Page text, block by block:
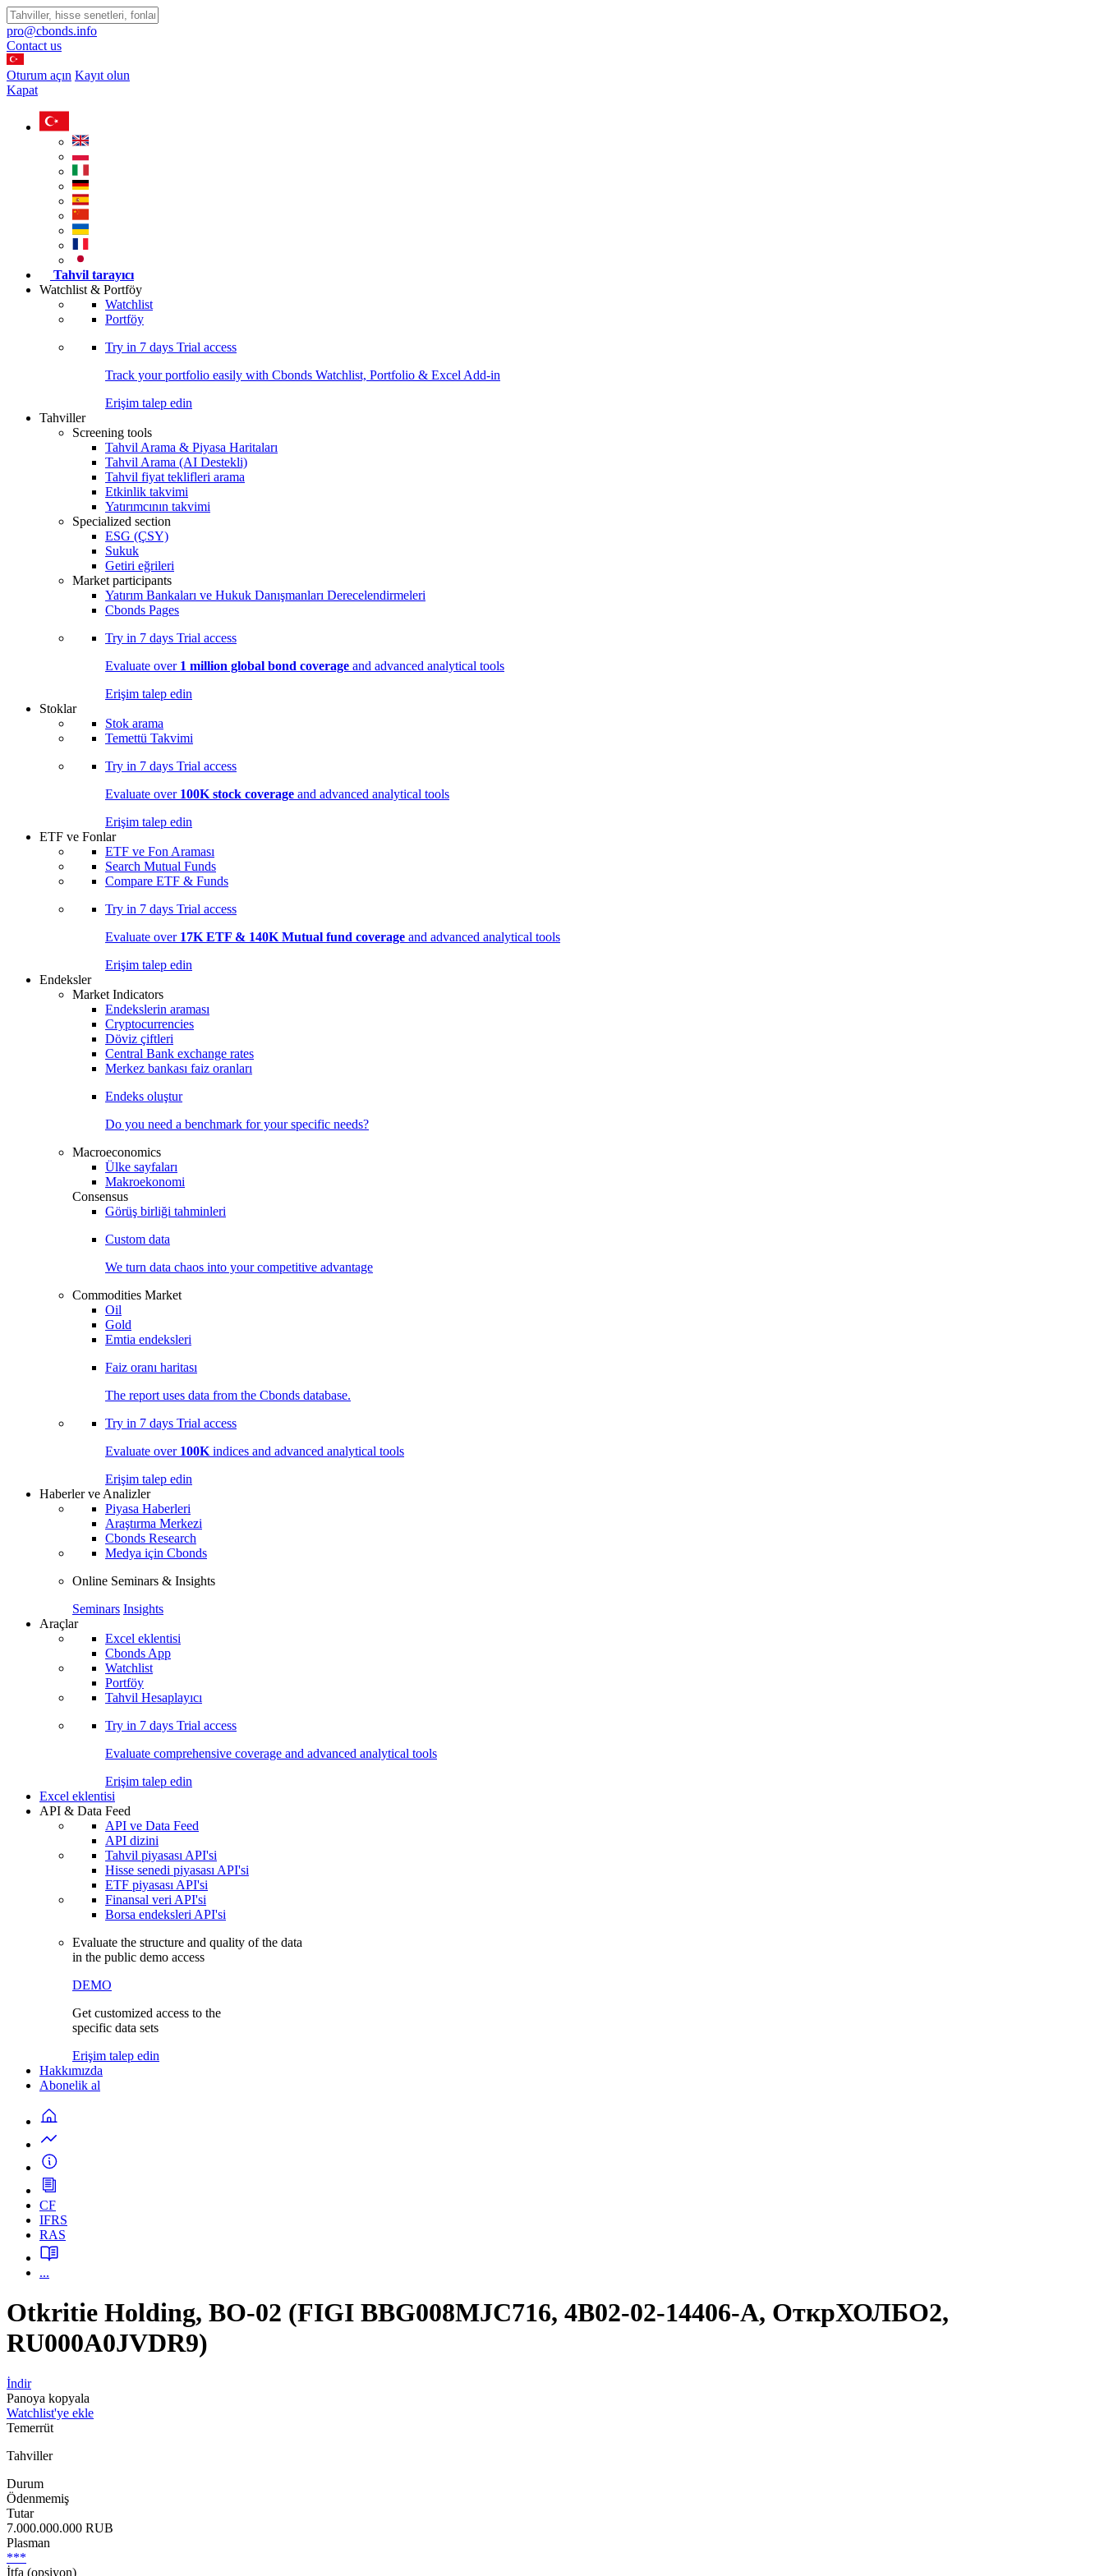
pro@cbonds.info
Contact us
Oturum açın Kayıt olun
Kapat
Tahvil tarayıcı
Watchlist & Portföy
Watchlist
Portföy
Try in 7 days Trial access
Track your portfolio easily with Cbonds Watchlist, Portfolio & Excel Add-in
Erişim talep edin
Tahviller
Screening tools
Tahvil Arama & Piyasa Haritaları
Tahvil Arama (AI Destekli)
Tahvil fiyat teklifleri arama
Etkinlik takvimi
Yatırımcının takvimi
Specialized section
ESG (ÇSY)
Sukuk
Getiri eğrileri
Market participants
Yatırım Bankaları ve Hukuk Danışmanları Derecelendirmeleri
Cbonds Pages
Try in 7 days Trial access
Evaluate over 1 million global bond coverage and advanced analytical tools
Erişim talep edin
Stoklar
Stok arama
Temettü Takvimi
Try in 7 days Trial access
Evaluate over 100K stock coverage and advanced analytical tools
Erişim talep edin
ETF ve Fonlar
ETF ve Fon Araması
Search Mutual Funds
Compare ETF & Funds
Try in 7 days Trial access
Evaluate over 17K ETF & 140K Mutual fund coverage and advanced analytical tools
Erişim talep edin
Endeksler
Market Indicators
Endekslerin araması
Cryptocurrencies
Döviz çiftleri
Central Bank exchange rates
Merkez bankası faiz oranları
Endeks oluştur
Do you need a benchmark for your specific needs?
Macroeconomics
Ülke sayfaları
Makroekonomi
Consensus
Görüş birliği tahminleri
Custom data
We turn data chaos into your competitive advantage
Commodities Market
Oil
Gold
Emtia endeksleri
Faiz oranı haritası
The report uses data from the Cbonds database.
Try in 7 days Trial access
Evaluate over 100K indices and advanced analytical tools
Erişim talep edin
Haberler ve Analizler
Piyasa Haberleri
Araştırma Merkezi
Cbonds Research
Medya için Cbonds
Online Seminars & Insights
Seminars Insights
Araçlar
Excel eklentisi
Cbonds App
Watchlist
Portföy
Tahvil Hesaplayıcı
Try in 7 days Trial access
Evaluate comprehensive coverage and advanced analytical tools
Erişim talep edin
Excel eklentisi
API & Data Feed
API ve Data Feed
API dizini
Tahvil piyasası API'si
Hisse senedi piyasası API'si
ETF piyasası API'si
Finansal veri API'si
Borsa endeksleri API'si
Evaluate the structure and quality of the data
in the public demo access
DEMO
Get customized access to the
specific data sets
Erişim talep edin
Hakkımızda
Abonelik al
CF
IFRS
RAS
...
Otkritie Holding, BO-02 (FIGI BBG008MJC716, 4B02-02-14406-A, ОткрХОЛБО2,
RU000A0JVDR9)
İndir
Panoya kopyala
Watchlist'ye ekle
Temerrüt
Tahviller
Durum
Ödenmemiş
Tutar
7.000.000.000 RUB
Plasman
***
İtfa (opsiyon)